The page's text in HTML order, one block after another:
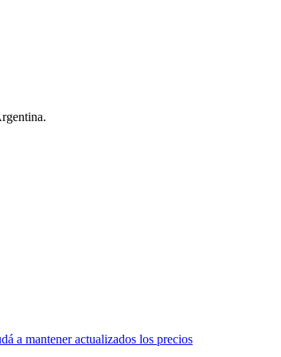
a mantener actualizados los precios